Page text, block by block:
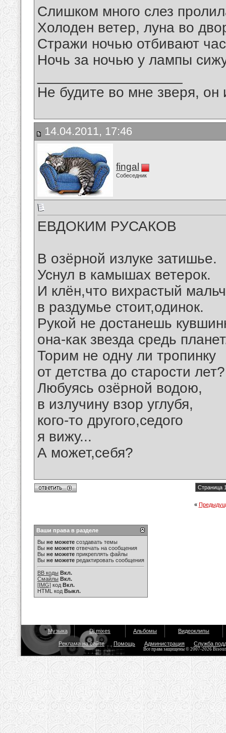
Слишком много слез
Холоден ветер, луна во
Стражи ночью отбивают
Ночь за ночью у лампы
Не будите во мне зверя, он
14.04.2011, 17:46
fingal
Собеседник
ЕВДОКИМ РУСАКОВ
В озёрной излуке затишье.
Уснул в камышах ветерок.
И клён,что вихрастый
в раздумье стоит,одинок.
Рукой не достанешь
она-как звезда средь
Торим не одну ли тропинку
от детства до старости лет?
Любуясь озёрной водою,
в излучину взор углубя,
кого-то другого,седого
я вижу...
А может,себя?
Страница
«
Ваши права в разделе
Вы не можете создавать темы
Вы не можете отвечать на сообщения
Вы не можете прикреплять файлы
Вы не можете редактировать сообщения
BB коды Вкл.
Смайлы Вкл.
[IMG] код Вкл.
HTML код Выкл.
Музыка Dj mixes Альбомы Видеоклипы
Реклама на сайте Помощь Администрация Служба
Все права защищены © 2007-2026